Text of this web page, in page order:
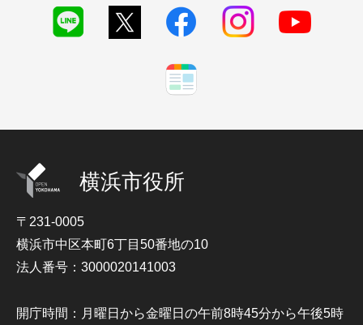
横浜市役所
〒231-0005
横浜市中区本町6丁目50番地の10
法人番号：3000020141003
開庁時間：月曜日から金曜日の午前8時45分から午後5時